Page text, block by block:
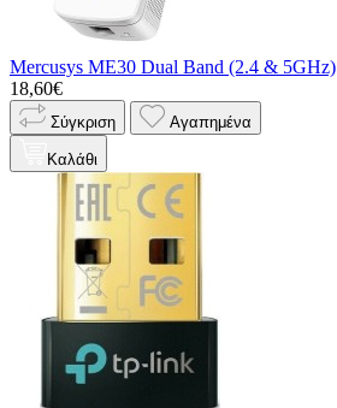
Mercusys ME30 Dual Band (2.4 & 5GHz)
18,60€
Σύγκριση Αγαπημένα
Καλάθι